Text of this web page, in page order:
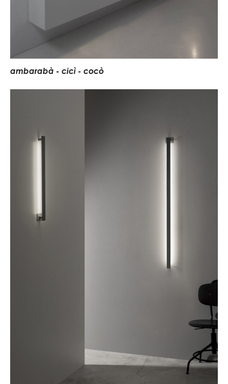
ambarabà - cicì - cocò